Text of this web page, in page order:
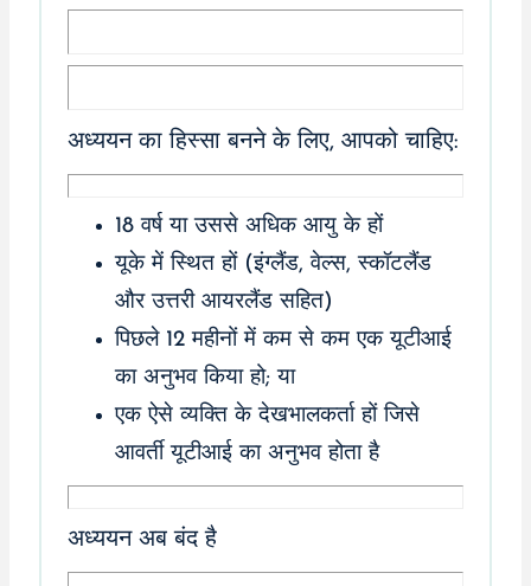
अध्ययन का हिस्सा बनने के लिए, आपको चाहिए:
18 वर्ष या उससे अधिक आयु के हों
यूके में स्थित हों (इंग्लैंड, वेल्स, स्कॉटलैंड
और उत्तरी आयरलैंड सहित)
पिछले 12 महीनों में कम से कम एक यूटीआई
का अनुभव किया हो; या
एक ऐसे व्यक्ति के देखभालकर्ता हों जिसे
आवर्ती यूटीआई का अनुभव होता है
अध्ययन अब बंद है